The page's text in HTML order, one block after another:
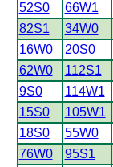
52S0
66W1
82S1
34W0
16W0
20S0
62W0
112S1
9S0
114W1
15S0
105W1
18S0
55W0
76W0
95S1